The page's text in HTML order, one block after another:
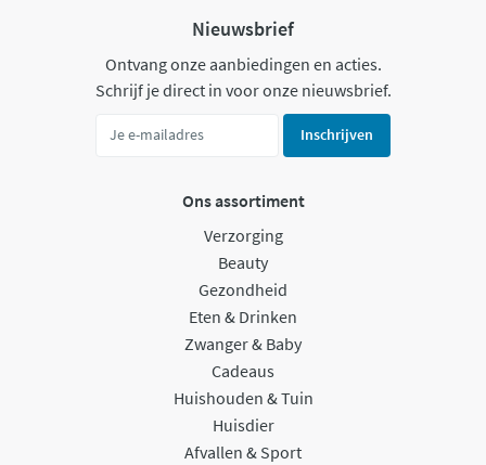
Nieuwsbrief
Ontvang onze aanbiedingen en acties.
Schrijf je direct in voor onze nieuwsbrief.
Inschrijven
Ons assortiment
Verzorging
Beauty
Gezondheid
Eten & Drinken
Zwanger & Baby
Cadeaus
Huishouden & Tuin
Huisdier
Afvallen & Sport